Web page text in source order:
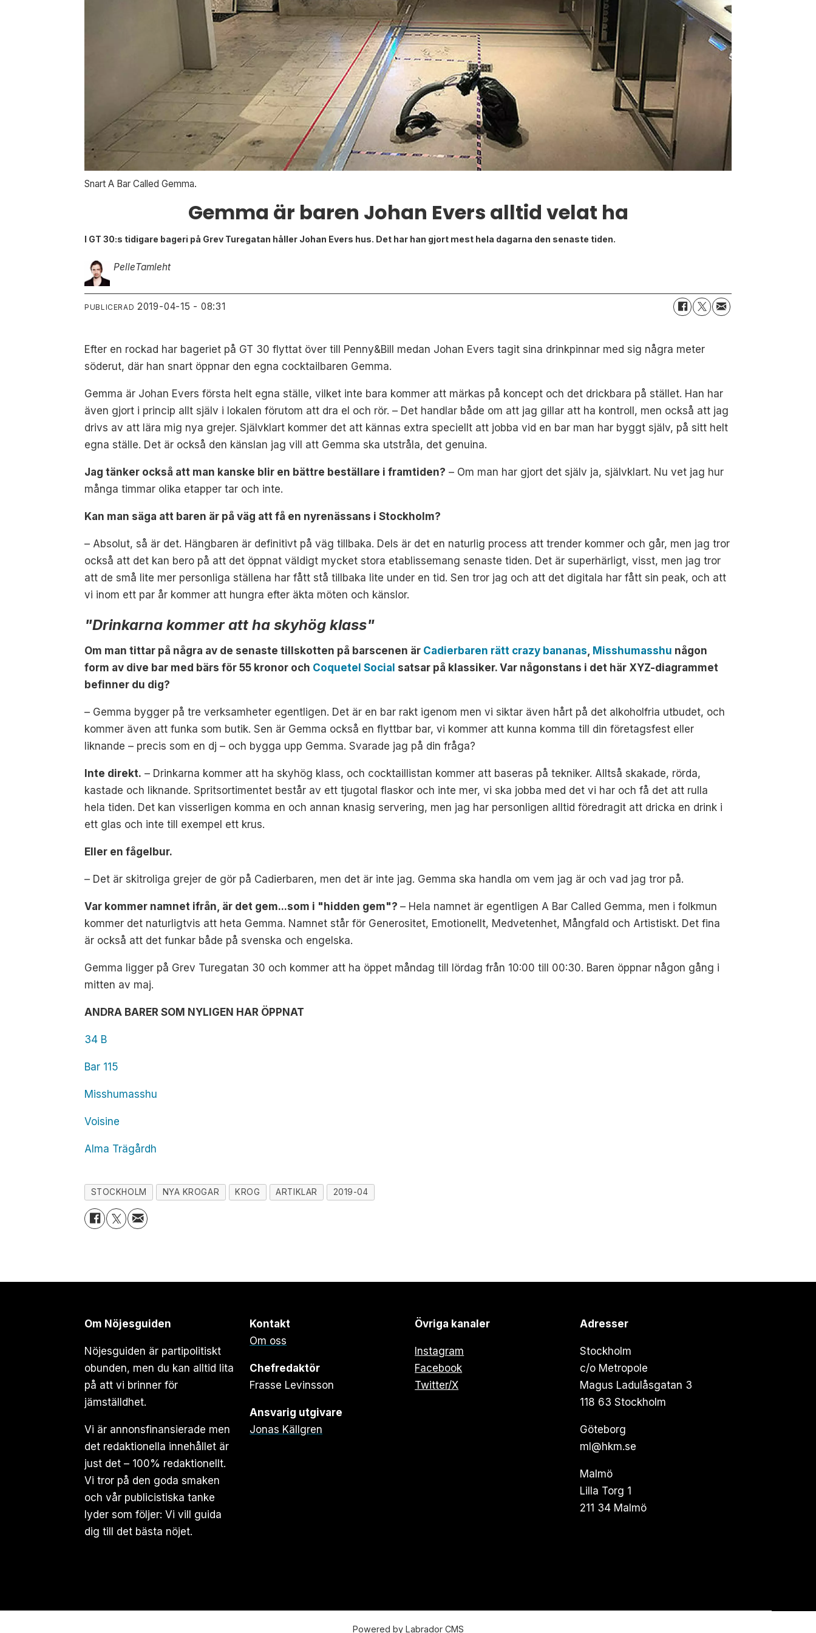
Snart A Bar Called Gemma.
Gemma är baren Johan Evers alltid velat ha
I GT 30:s tidigare bageri på Grev Turegatan håller Johan Evers hus. Det har han gjort mest hela dagarna den senaste tiden.
PelleTamleht
PUBLICERAD 2019-04-15 - 08:31
Efter en rockad har bageriet på GT 30 flyttat över till Penny&Bill medan Johan Evers tagit sina drinkpinnar med sig några meter
söderut, där han snart öppnar den egna cocktailbaren Gemma.
Gemma är Johan Evers första helt egna ställe, vilket inte bara kommer att märkas på koncept och det drickbara på stället. Han har
även gjort i princip allt själv i lokalen förutom att dra el och rör. – Det handlar både om att jag gillar att ha kontroll, men också att jag
drivs av att lära mig nya grejer. Självklart kommer det att kännas extra speciellt att jobba vid en bar man har byggt själv, på sitt helt
egna ställe. Det är också den känslan jag vill att Gemma ska utstråla, det genuina.
Jag tänker också att man kanske blir en bättre beställare i framtiden? – Om man har gjort det själv ja, självklart. Nu vet jag hur
många timmar olika etapper tar och inte.
Kan man säga att baren är på väg att få en nyrenässans i Stockholm?
– Absolut, så är det. Hängbaren är definitivt på väg tillbaka. Dels är det en naturlig process att trender kommer och går, men jag tror
också att det kan bero på att det öppnat väldigt mycket stora etablissemang senaste tiden. Det är superhärligt, visst, men jag tror
att de små lite mer personliga ställena har fått stå tillbaka lite under en tid. Sen tror jag och att det digitala har fått sin peak, och att
vi inom ett par år kommer att hungra efter äkta möten och känslor.
"Drinkarna kommer att ha skyhög klass"
Om man tittar på några av de senaste tillskotten på barscenen är Cadierbaren rätt crazy bananas Misshumasshu någon
form av dive bar med bärs för 55 kronor och Coquetel Social satsar på klassiker. Var någonstans i det här XYZ-diagrammet
befinner du dig?
– Gemma bygger på tre verksamheter egentligen. Det är en bar rakt igenom men vi siktar även hårt på det alkoholfria utbudet, och
kommer även att funka som butik. Sen är Gemma också en flyttbar bar, vi kommer att kunna komma till din företagsfest eller
liknande – precis som en dj – och bygga upp Gemma. Svarade jag på din fråga?
Inte direkt. – Drinkarna kommer att ha skyhög klass, och cocktaillistan kommer att baseras på tekniker. Alltså skakade, rörda,
kastade och liknande. Spritsortimentet består av ett tjugotal flaskor och inte mer, vi ska jobba med det vi har och få det att rulla
hela tiden. Det kan visserligen komma en och annan knasig servering, men jag har personligen alltid föredragit att dricka en drink i
ett glas och inte till exempel ett krus.
Eller en fågelbur.
– Det är skitroliga grejer de gör på Cadierbaren, men det är inte jag. Gemma ska handla om vem jag är och vad jag tror på.
Var kommer namnet ifrån, är det gem...som i "hidden gem"?– Hela namnet är egentligen A Bar Called Gemma, men i folkmun
kommer det naturligtvis att heta Gemma. Namnet står för Generositet, Emotionellt, Medvetenhet, Mångfald och Artistiskt. Det fina
är också att det funkar både på svenska och engelska.
Gemma ligger på Grev Turegatan 30 och kommer att ha öppet måndag till lördag från 10:00 till 00:30. Baren öppnar någon gång i
mitten av maj.
ANDRA BARER SOM NYLIGEN HAR ÖPPNAT
34 B
Bar 115
Misshumasshu
Voisine
Alma Trägårdh
STOCKHOLM NYA KROGAR KROG ARTIKLAR 2019-04
Om Nöjesguiden
Nöjesguiden är partipolitiskt
obunden, men du kan alltid lita
på att vi brinner för
jämställdhet.
Vi är annonsfinansierade men
det redaktionella innehållet är
just det – 100% redaktionellt.
Vi tror på den goda smaken
och vår publicistiska tanke
lyder som följer: Vi vill guida
dig till det bästa nöjet.
Kontakt
Om oss
Chefredaktör
Frasse Levinsson
Ansvarig utgivare
Jonas Källgren
Övriga kanaler
Instagram
Facebook
Twitter/X
Adresser
Stockholm
c/o Metropole
Magus Ladulåsgatan 3
118 63 Stockholm
Göteborg
ml@hkm.se
Malmö
Lilla Torg 1
211 34 Malmö
Powered by Labrador CMS